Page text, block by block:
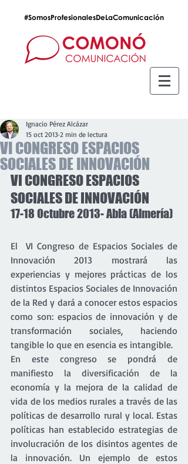
#SomosProfesionalesDeLaComunicación
VI CONGRESO ESPACIOS
SOCIALES DE INNOVACIÓN
Ignacio Pérez Alcázar
15 oct 2013 2 min de lectura
VI CONGRESO ESPACIOS
SOCIALES DE INNOVACIÓN
17-18 Octubre 2013- Abla (Almería)
El  VI Congreso de Espacios Sociales de
Innovación 2013 mostrará las
experiencias y mejores prácticas de los
distintos Espacios Sociales de Innovación
de la Red y dará a conocer estos espacios
como son: espacios de innovación y de
transformación sociales, haciendo
tangible lo que en esencia es intangible.
En este congreso se pondrá de
manifiesto la diversificación de la
economía y la mejora de la calidad de
vida de los medios rurales a través de las
políticas de desarrollo rural y local. Estas
políticas han establecido estrategias de
involucración de los disintos agentes de
la innovación. Un ejemplo de estos